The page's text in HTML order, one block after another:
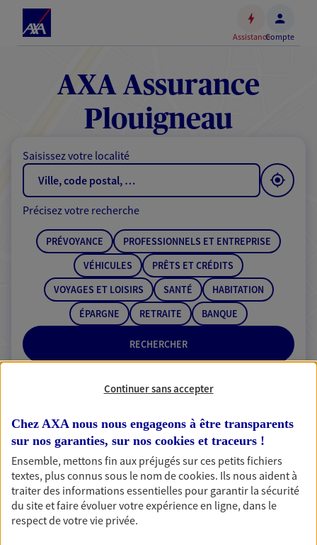
Accéder
contenu
principal
Accéder
au
de
AssistanceCompte
AXA Assurance
Plouigneau
Saisissez votre localité
RECHERCHER
Précisez votre recherche
PRÉVOYANCE
PROFESSIONNELS ET ENTREPRISE
VÉHICULES
PRÊTS ET CRÉDITS
VOYAGES ET LOISIRS
SANTÉ
HABITATION
ÉPARGNE
RETRAITE BANQUE
2 résultats correspondent à votre
recherche
Passer les
résultats
Liste Carte
Continuer sans accepter
Chez AXA nous nous engageons à être transparents
sur nos garanties, sur nos cookies et traceurs !
Ensemble, mettons fin aux préjugés sur ces petits fichiers
textes, plus connus sous le nom decookies. Ils nous aident à
traiter des informations essentielles pour garantir la sécurité
du site et faire évoluer votre expérience en ligne, dans le
respect de votre vie privée.